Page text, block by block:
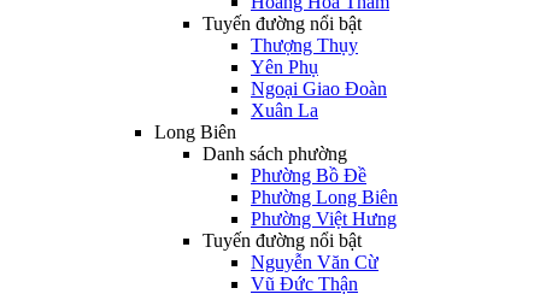
Tuyến đường nổi bật
Thượng Thụy
Yên Phụ
Ngoại Giao Đoàn
Xuân La
Long Biên
Danh sách phường
Phường Bồ Đề
Phường Long Biên
Phường Việt Hưng
Tuyến đường nổi bật
Nguyễn Văn Cừ
Vũ Đức Thận